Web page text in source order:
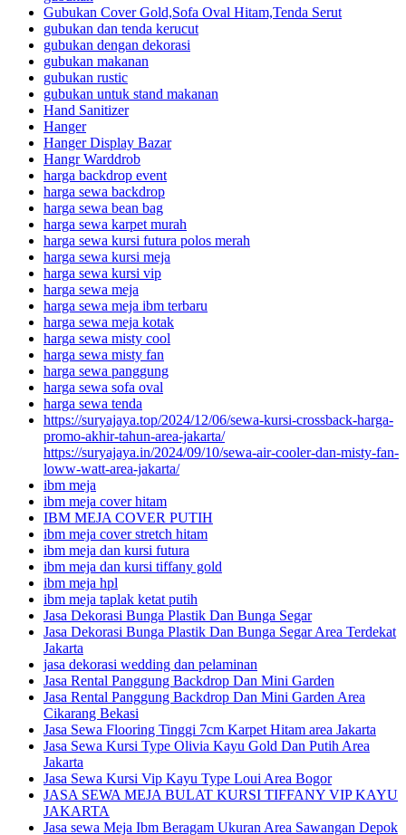
Gubukan Cover Gold,Sofa Oval Hitam,Tenda Serut
gubukan dan tenda kerucut
gubukan dengan dekorasi
gubukan makanan
gubukan rustic
gubukan untuk stand makanan
Hand Sanitizer
Hanger
Hanger Display Bazar
Hangr Warddrob
harga backdrop event
harga sewa backdrop
harga sewa bean bag
harga sewa karpet murah
harga sewa kursi futura polos merah
harga sewa kursi meja
harga sewa kursi vip
harga sewa meja
harga sewa meja ibm terbaru
harga sewa meja kotak
harga sewa misty cool
harga sewa misty fan
harga sewa panggung
harga sewa sofa oval
harga sewa tenda
https://suryajaya.top/2024/12/06/sewa-kursi-crossback-harga-
promo-akhir-tahun-area-jakarta/
https://suryajaya.in/2024/09/10/sewa-air-cooler-dan-misty-fan-
loww-watt-area-jakarta/
ibm meja
ibm meja cover hitam
IBM MEJA COVER PUTIH
ibm meja cover stretch hitam
ibm meja dan kursi futura
ibm meja dan kursi tiffany gold
ibm meja hpl
ibm meja taplak ketat putih
Jasa Dekorasi Bunga Plastik Dan Bunga Segar
Jasa Dekorasi Bunga Plastik Dan Bunga Segar Area Terdekat
Jakarta
jasa dekorasi wedding dan pelaminan
Jasa Rental Panggung Backdrop Dan Mini Garden
Jasa Rental Panggung Backdrop Dan Mini Garden Area
Cikarang Bekasi
Jasa Sewa Flooring Tinggi 7cm Karpet Hitam area Jakarta
Jasa Sewa Kursi Type Olivia Kayu Gold Dan Putih Area
Jakarta
Jasa Sewa Kursi Vip Kayu Type Loui Area Bogor
JASA SEWA MEJA BULAT KURSI TIFFANY VIP KAYU
JAKARTA
Jasa sewa Meja Ibm Beragam Ukuran Area Sawangan Depok